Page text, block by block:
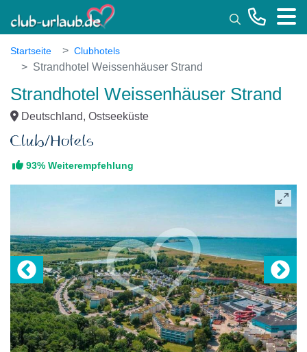
Startseite Clubhotels
Strandhotel Weissenhäuser Strand
Strandhotel Weissenhäuser Strand
Deutschland, Ostseeküste
93% Weiterempfehlung